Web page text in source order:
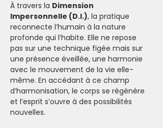
À travers la Dimension
Impersonnelle (D.I.), la pratique
reconnecte l’humain à la nature
profonde qui l’habite. Elle ne repose
pas sur une technique figée mais sur
une présence éveillée, une harmonie
avec le mouvement de la vie elle-
même. En accédant à ce champ
d’harmonisation, le corps se régénère
et l’esprit s’ouvre à des possibilités
nouvelles.